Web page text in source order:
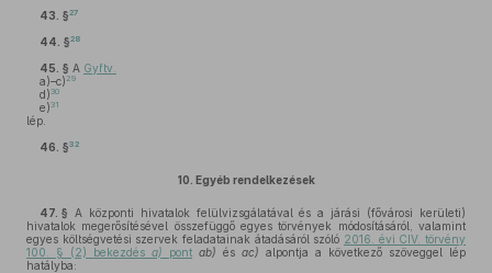
43. §27
44. §28
45. § A Gyftv.
a)–c) 29
d) 30
e) 31
lép.
46. §32
10. Egyéb rendelkezések
47. § A központi hivatalok felülvizsgálatával és a járási (fővárosi kerületi)
hivatalok megerősítésével összefüggő egyes törvények módosításáról, valamint
egyes költségvetési szervek feladatainak átadásáról szóló 2016. évi CIV. törvény
100. § (2) bekezdés a) pont ab) és ac) alpontja a következő szöveggel lép
hatályba: